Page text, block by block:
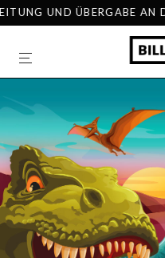
UND ÜBERGABE AN